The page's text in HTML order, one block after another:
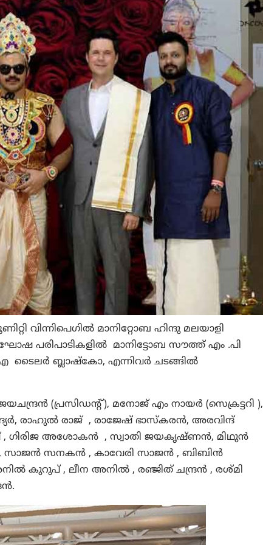
വിന്നിപെഗിൽ മാനിറ്റോബ ഹിന്ദു മലയാളി
പരിപാടികളിൽ മാനിട്ടോബ സൗത്ത് എം .പി
ബ്ലാഷ്‌കോ, എന്നിവർ ചടങ്ങിൽ
(പ്രസിഡന്റ്), മനോജ് എം നായർ (സെക്രട്ടറി ),
രാഹുൽ രാജ് , രാജേഷ് ഭാസ്കരൻ, അരവിന്ദ്
, ഗിരിജ അശോകൻ , സ്വാതി ജയകൃഷ്ണൻ, മിഥുൻ
സനകൻ , കാവേരി സാജൻ , ബിബിൻ
കുറുപ് , ലീന അനിൽ , രഞ്ജിത് ചന്ദ്രൻ , രശ്മി